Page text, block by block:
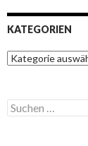
KATEGORIEN
K
a
g
o
S
u